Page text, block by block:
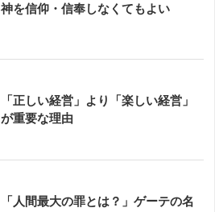
神を信仰・信奉しなくてもよい
「正しい経営」より「楽しい経営」
が重要な理由
「人間最大の罪とは？」ゲーテの名